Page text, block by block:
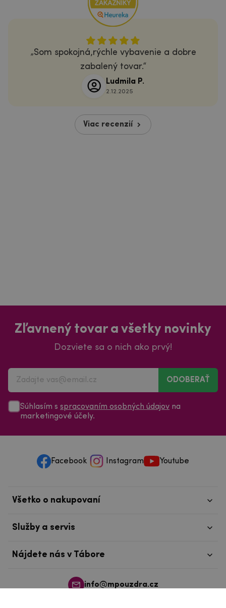
Som spokojná,rýchle vybavenie a dobre
zabalený tovar.
Ludmila P.
2.12.2025
Viac recenzií
Zľavnený tovar a všetky novinky
Dozviete sa o nich ako prvý!
ODOBERAŤ
Súhlasím s spracovaním osobných údajov na
marketingové účely.
Facebook Instagram Youtube
info@mpouzdra.cz
Všetko o nakupovaní
Služby a servis
Nájdete nás v Tábore